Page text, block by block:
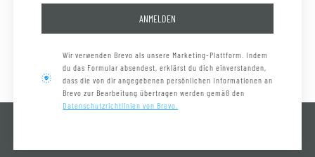
ANMELDEN
Wir verwenden Brevo als unsere Marketing-Plattform. Indem
du das Formular absendest, erklärst du dich einverstanden,
dass die von dir angegebenen persönlichen Informationen an
Brevo zur Bearbeitung übertragen werden gemäß den
Datenschutzrichtlinien von Brevo.